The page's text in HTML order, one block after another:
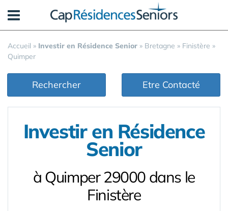
Accueil » Investir en Résidence Senior » Bretagne » Finistère »
Quimper
Rechercher Etre Contacté
Investir en Résidence
Senior
à Quimper 29000 dans le
Finistère